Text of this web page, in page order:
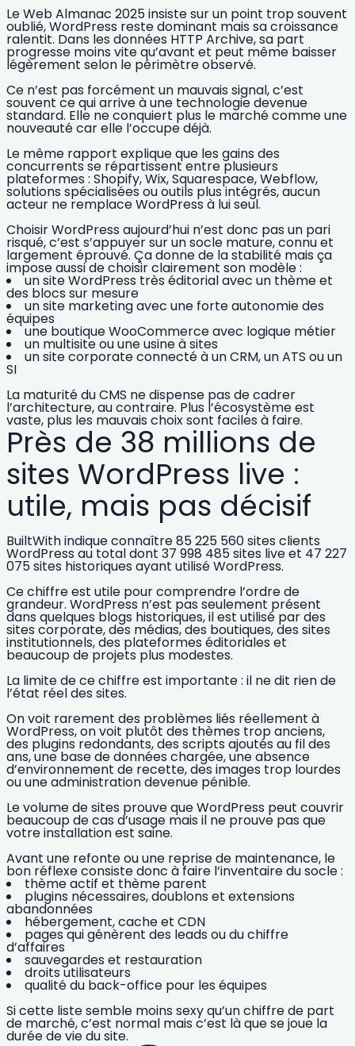
Le Web Almanac 2025 insiste sur un point trop souvent
oublié, WordPress reste dominant mais sa croissance
ralentit. Dans les données HTTP Archive, sa part
progresse moins vite qu’avant et peut même baisser
légèrement selon le périmètre observé.
Ce n’est pas forcément un mauvais signal, c’est
souvent ce qui arrive à une technologie devenue
standard. Elle ne conquiert plus le marché comme une
nouveauté car elle l’occupe déjà.
Le même rapport explique que les gains des
concurrents se répartissent entre plusieurs
plateformes : Shopify, Wix, Squarespace,Webflow,
solutions spécialisées ou outils plus intégrés, aucun
acteur ne remplace WordPress à lui seul.
Choisir WordPress aujourd’hui n’est donc pas un pari
risqué, c’est s’appuyer sur un socle mature, connu et
largement éprouvé. Ça donne de la stabilité mais ça
impose aussi de choisir clairement son modèle :
un site WordPress très éditorial avec un thème et
des blocs sur mesure
un site marketing avec une forte autonomie des
équipes
une boutique WooCommerceavec logique métier
un multisite ou uneusine à sites
unsite corporateconnecté à un CRM, un ATS ou un
SI
La maturité du CMS ne dispense pas de cadrer
l’architecture, au contraire. Plus l’écosystème est
vaste, plus les mauvais choix sont faciles à faire.
Près de 38 millions de
sites WordPress live :
utile, mais pas décisif
BuiltWith indique connaître85 225 560 sites clients
WordPress au total dont 37 998 485 sites liveet 47 227
075 sites historiques ayant utilisé WordPress.
Ce chiffre est utile pour comprendre l’ordre de
grandeur. WordPress n’est pas seulement présent
dans quelques blogs historiques, il est utilisé par des
sites corporate, des médias, des boutiques, des sites
institutionnels, des plateformes éditoriales et
beaucoup de projets plus modestes.
La limite de ce chiffre est importante : il ne dit rien de
l’état réel des sites.
On voit rarement des problèmes liés réellement à
WordPress, on voit plutôt des thèmes trop anciens,
des plugins redondants, des scripts ajoutés au fil des
ans, une base de données chargée, une absence
d’environnement de recette, des images trop lourdes
ou une administration devenue pénible.
Le volume de sites prouve que WordPress peut couvrir
beaucoup de cas d’usage mais il ne prouve pas que
votre installation est saine.
Avant une refonte ou une reprise de maintenance, le
bon réflexe consiste donc à faire l’inventaire du socle :
thème actif et thème parent
plugins nécessaires, doublons et extensions
abandonnées
hébergement, cache et CDN
pages qui génèrent des leads ou du chiffre
d’affaires
sauvegardes et restauration
droits utilisateurs
qualité du back-office pour les équipes
Si cette liste semble moins sexy qu’un chiffre de part
de marché, c’est normal mais c’est là que se joue la
durée de vie du site.